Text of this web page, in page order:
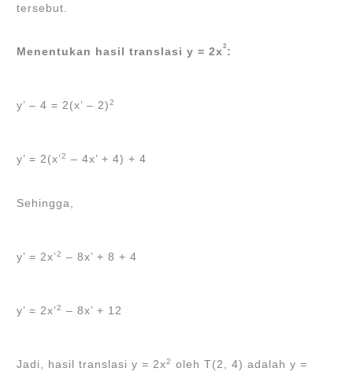
tersebut.
Menentukan hasil translasi y = 2x2 :
y’ – 4 = 2(x’ – 2)2
y’ = 2(x’2 – 4x’ + 4) + 4
Sehingga,
y’ = 2x’2 – 8x’ + 8 + 4
y’ = 2x’2 – 8x’ + 12
Jadi, hasil translasi y = 2x2 oleh T(2, 4) adalah y =